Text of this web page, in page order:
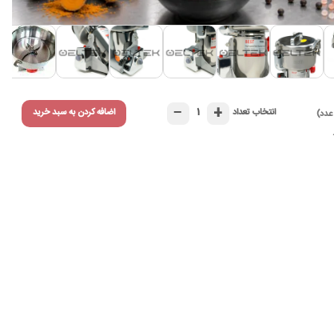
انتخاب تعداد + ۱ − اضافه کردن به سبد خرید